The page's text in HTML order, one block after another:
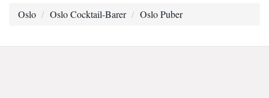
Oslo Oslo Cocktail-Barer Oslo Puber